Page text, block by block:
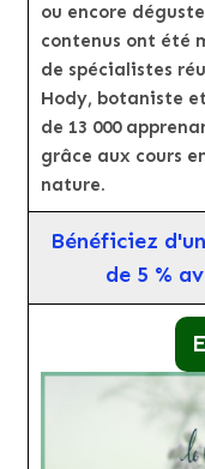
ou encore
contenus ont été
de spécialistes
Hody, botaniste
de 13 000
grâce aux cours
nature.
Bénéficiez
de 5 %